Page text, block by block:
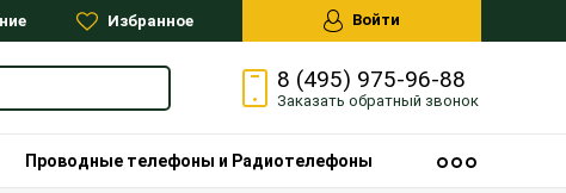
Избранное Войти
8 (495) 975-96-88
Заказать обратный звонок
Проводные телефоны и Радиотелефоны